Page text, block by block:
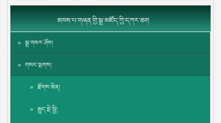
མཁས་པ་གཞན་གྱི་སྒྲ་མཛོད་ཀྱི་དཀར་ཆག
སྒྲ་གསར་ཤོས།
གསང་སྔགས།
རྫོགས་ཆེན།
རྒྱུད་སྡེ་སྤྱི།